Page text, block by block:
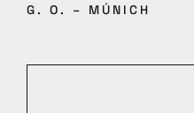
G. O. – MÚNICH